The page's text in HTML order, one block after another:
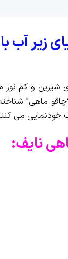
زیر
شیرین و کم
“چاقو ماهی”
می
نایف: